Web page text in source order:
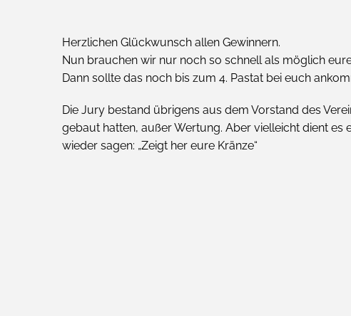
Herzlichen Glückwunsch allen Gewinnern.
Nun brauchen wir nur noch so schnell als möglich
Dann sollte das noch bis zum 4. Pastat bei euch
Die Jury bestand übrigens aus dem Vorstand des
gebaut hatten, außer Wertung. Aber vielleicht dient
wieder sagen: „Zeigt her eure Kränze“